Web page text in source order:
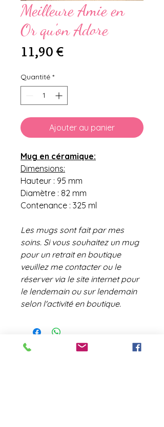
Meilleure Amie en
Or qu'on Adore
11,90 €Prix
Quantité *
Ajouter au panier
Mug en céramique:
Dimensions:
Hauteur : 95 mm
Diamètre : 82 mm
Contenance : 325 ml
Les mugs sont fait par mes
soins. Si vous souhaitez un mug
pour un retrait en boutique
veuillez me contacter ou le
réserver via le site internet pour
le lendemain ou sur lendemain
selon l'activité en boutique.
contact@laboutiquederose.